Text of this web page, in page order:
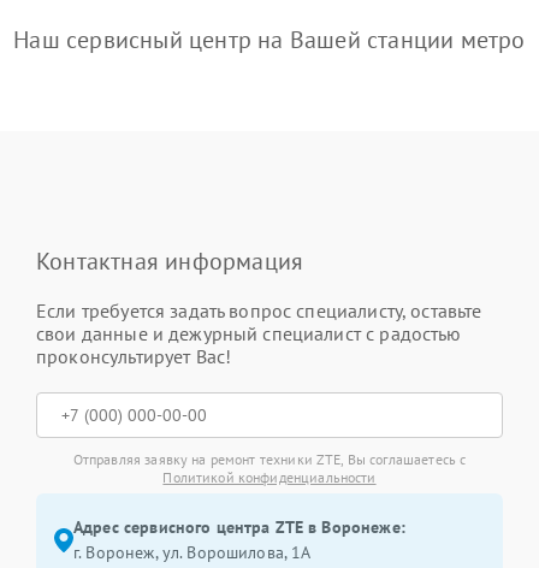
Наш сервисный центр на Вашей станции метро
Контактная информация
Если требуется задать вопрос специалисту, оставьте
свои данные и дежурный специалист с радостью
проконсультирует Вас!
Отправляя заявку на ремонт техники ZTE, Вы соглашаетесь с
Политикой конфиденциальности
Адрес сервисного центра ZTE в Воронеже:
г. Воронеж, ул. Ворошилова, 1А